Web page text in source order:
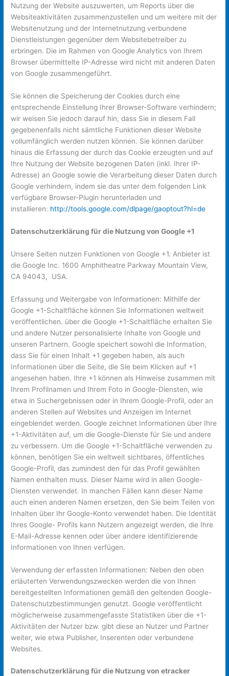
Nutzung der Website auszuwerten, um Reports über die
Websiteaktivitäten zusammenzustellen und um weitere mit der
Websitenutzung und der Internetnutzung verbundene
Dienstleistungen gegenüber dem Websitebetreiber zu
erbringen. Die im Rahmen von Google Analytics von Ihrem
Browser übermittelte IP-Adresse wird nicht mit anderen Daten
von Google zusammengeführt.
Sie können die Speicherung der Cookies durch eine
entsprechende Einstellung Ihrer Browser-Software verhindern;
wir weisen Sie jedoch darauf hin, dass Sie in diesem Fall
gegebenenfalls nicht sämtliche Funktionen dieser Website
vollumfänglich werden nutzen können. Sie können darüber
hinaus die Erfassung der durch das Cookie erzeugten und auf
Ihre Nutzung der Website bezogenen Daten (inkl. Ihrer IP-
Adresse) an Google sowie die Verarbeitung dieser Daten durch
Google verhindern, indem sie das unter dem folgenden Link
verfügbare Browser-Plugin herunterladen und
installieren: http://tools.google.com/dlpage/gaoptout?hl=de
Datenschutzerklärung für die Nutzung von Google +1
Unsere Seiten nutzen Funktionen von Google +1. Anbieter ist
die Google Inc. 1600 Amphitheatre Parkway Mountain View,
CA 94043, USA.
Erfassung und Weitergabe von Informationen: Mithilfe der
Google +1-Schaltfläche können Sie Informationen weltweit
veröffentlichen. über die Google +1-Schaltfläche erhalten Sie
und andere Nutzer personalisierte Inhalte von Google und
unseren Partnern. Google speichert sowohl die Information,
dass Sie für einen Inhalt +1 gegeben haben, als auch
Informationen über die Seite, die Sie beim Klicken auf +1
angesehen haben. Ihre +1 können als Hinweise zusammen mit
Ihrem Profilnamen und Ihrem Foto in Google-Diensten, wie
etwa in Suchergebnissen oder in Ihrem Google-Profil, oder an
anderen Stellen auf Websites und Anzeigen im Internet
eingeblendet werden. Google zeichnet Informationen über Ihre
+1-Aktivitäten auf, um die Google-Dienste für Sie und andere
zu verbessern. Um die Google +1-Schaltfläche verwenden zu
können, benötigen Sie ein weltweit sichtbares, öffentliches
Google-Profil, das zumindest den für das Profil gewählten
Namen enthalten muss. Dieser Name wird in allen Google-
Diensten verwendet. In manchen Fällen kann dieser Name
auch einen anderen Namen ersetzen, den Sie beim Teilen von
Inhalten über Ihr Google-Konto verwendet haben. Die Identität
Ihres Google- Profils kann Nutzern angezeigt werden, die Ihre
E-Mail-Adresse kennen oder über andere identifizierende
Informationen von Ihnen verfügen.
Verwendung der erfassten Informationen: Neben den oben
erläuterten Verwendungszwecken werden die von Ihnen
bereitgestellten Informationen gemäß den geltenden Google-
Datenschutzbestimmungen genutzt. Google veröffentlicht
möglicherweise zusammengefasste Statistiken über die +1-
Aktivitäten der Nutzer bzw. gibt diese an Nutzer und Partner
weiter, wie etwa Publisher, Inserenten oder verbundene
Websites.
Datenschutzerklärung für die Nutzung von etracker